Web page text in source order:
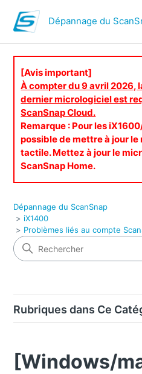
Dépannage du
[Avis important]
À compter du 9 avril 2026,
dernier micrologiciel est
ScanSnap Cloud.
Remarque : Pour les
possible de mettre à jour le
tactile. Mettez à jour le
ScanSnap Home.
Dépannage du ScanSnap
iX1400
Problèmes liés au compte
Rubriques dans Ce
[Windows/